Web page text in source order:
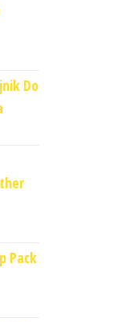
Do
Pack